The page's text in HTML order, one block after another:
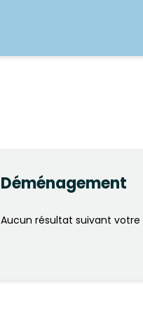
Déménagement
Aucun résultat suivant votre